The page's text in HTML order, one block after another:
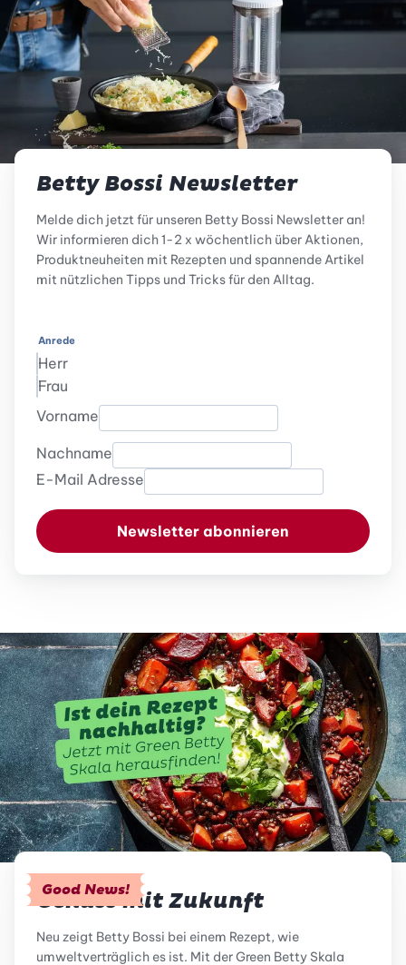
Betty Bossi Newsletter
Melde dich jetzt für unseren Betty Bossi Newsletter an!
Wir informieren dich 1-2 x wöchentlich über Aktionen,
Produktneuheiten mit Rezepten und spannende Artikel
mit nützlichen Tipps und Tricks für den Alltag.
Anrede
Herr
Frau
Vorname
Nachname
E-Mail Adresse
Newsletter abonnieren
Good News!
Genuss mit Zukunft
Neu zeigt Betty Bossi bei einem Rezept, wie
umweltverträglich es ist. Mit der Green Betty Skala